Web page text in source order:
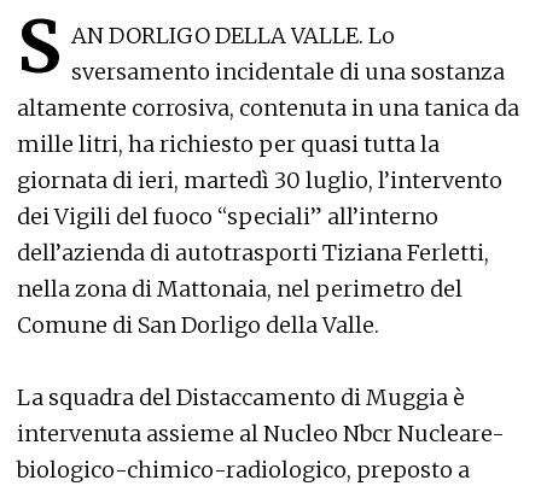
S AN DORLIGO DELLA VALLE. Lo
sversamento incidentale di una sostanza
altamente corrosiva, contenuta in una tanica da
mille litri, ha richiesto per quasi tutta la
giornata di ieri, martedì 30 luglio, l’intervento
dei Vigili del fuoco “speciali” all’interno
dell’azienda di autotrasporti Tiziana Ferletti,
nella zona di Mattonaia, nel perimetro del
Comune di San Dorligo della Valle.
La squadra del Distaccamento di Muggia è
intervenuta assieme al Nucleo Nbcr Nucleare-
biologico-chimico-radiologico, preposto a